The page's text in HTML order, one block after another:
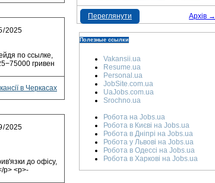
по ссылке,
гривен
в Черкасах
до офісу,
p> <p>-
Архів →
Переглянути
Полезные ссылки
Vakansii.ua
Resume.ua
Personal.ua
JobSite.com.ua
UaJobs.com.ua
Srochno.ua
Робота на Jobs.ua
Робота в Києві на Jobs.ua
Робота в Дніпрі на Jobs.ua
Робота у Львові на Jobs.ua
Робота в Одессі на Jobs.ua
Робота в Харкові на Jobs.ua